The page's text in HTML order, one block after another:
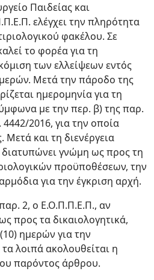
Παιδείας και
ελέγχει την πληρότητα
φακέλου. Σε
το φορέα για τη
των ελλείψεων εντός
Μετά την πάροδο της
ημερομηνία για τη
με την περ. β) της παρ.
2016, για την οποία
και τη διενέργεια
γνώμη ως προς τη
προϋποθέσεων, την
για την έγκριση αρχή.
2, ο Ε.Ο.Π.Π.Ε.Π., αν
προς τα δικαιολογητικά,
ημερών για την
λοιπά ακολουθείται η
παρόντος άρθρου.